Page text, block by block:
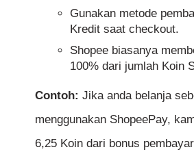
Gunakan metode
Kredit saat checkout.
Shopee biasanya
100% dari jumlah Koin
Contoh: Jika anda belanja
menggunakan ShopeePay,
6,25 Koin dari bonus